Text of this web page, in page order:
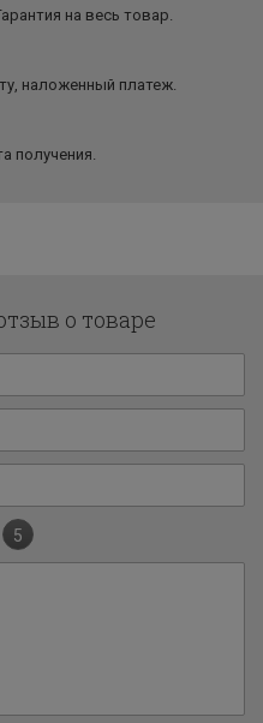
на весь товар.
наложенный платеж.
получения.
о товаре
5